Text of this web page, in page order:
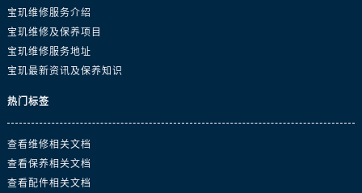
福建省福州市鼓楼区五四路128-1号恒力城写字楼15层03室宝玑售后服务中心（需提前预约）
宝玑维修服务介绍
宝玑维修及保养项目
宝玑维修服务地址
宝玑最新资讯及保养知识
热门标签
查看维修相关文档
查看保养相关文档
查看配件相关文档